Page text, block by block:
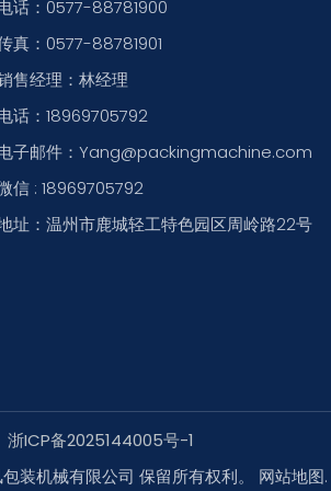
话：0577-88781900
真：0577-88781901
售经理：林经理
话：18969705792
子邮件：Yang@packingmachine.com
信 : 18969705792
址：温州市鹿城轻工特色园区周岭路22号
浙ICP备2025144005号-1
装机械有限公司 保留所有权利。 网站地图.